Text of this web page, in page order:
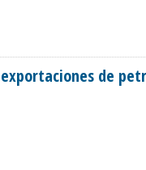
de